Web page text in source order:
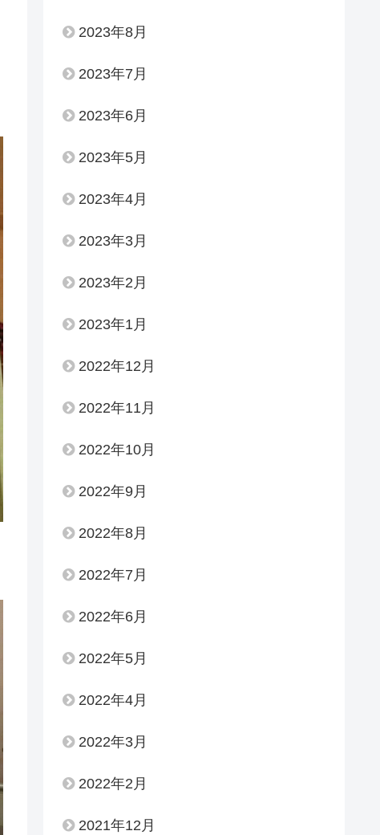
2023年8月
2023年7月
2023年6月
2023年5月
2023年4月
2023年3月
2023年2月
2023年1月
2022年12月
2022年11月
2022年10月
2022年9月
2022年8月
2022年7月
2022年6月
2022年5月
2022年4月
2022年3月
2022年2月
2021年12月